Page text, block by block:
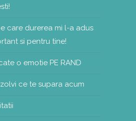
care durerea mi l-a adus
si pentru tine!
o emotie PE RAND
ce te supara acum